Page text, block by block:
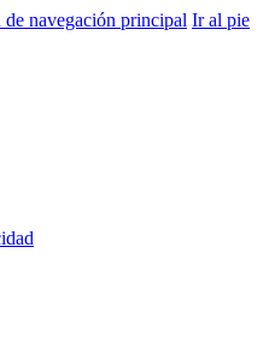
de navegación principal Ir al pie